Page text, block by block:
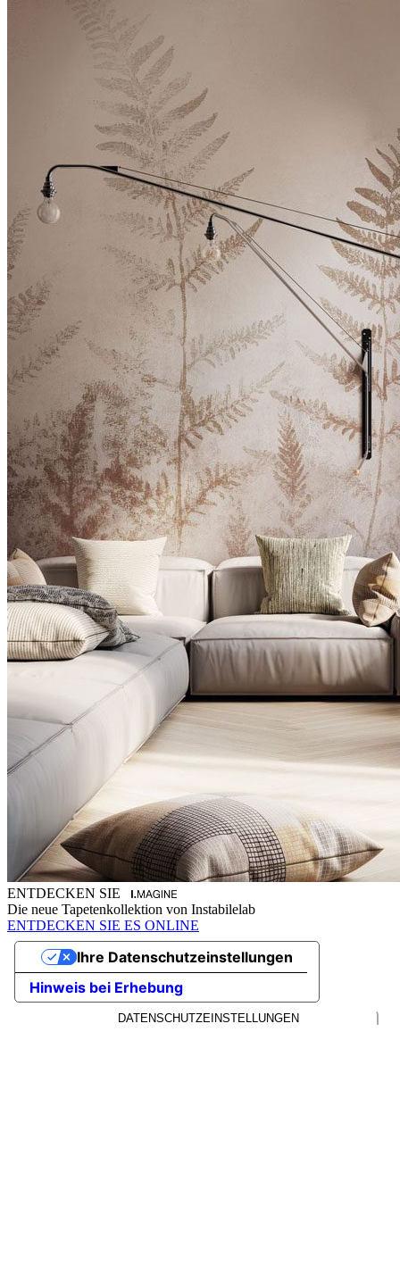
ENTDECKEN SIE
Die neue Tapetenkollektion von Instabilelab
ENTDECKEN SIE ES ONLINE
Hinweis bei Erhebung
Ihre Datenschutzeinstellungen